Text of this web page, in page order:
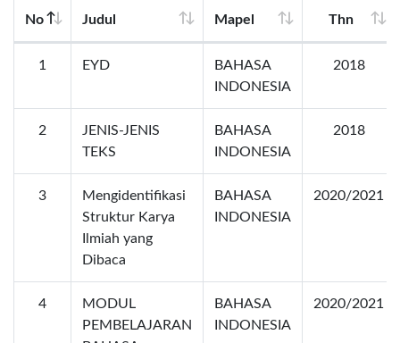
No Judul Mapel Thn
1 EYD
BAHASA
INDONESIA
2018
2
JENIS-JENIS
TEKS
BAHASA
INDONESIA
2018
3
Mengidentifikasi
Struktur Karya
Ilmiah yang
Dibaca
BAHASA
INDONESIA
2020/2021
4
MODUL
PEMBELAJARAN
BAHASA
INDONESIA
2020/2021